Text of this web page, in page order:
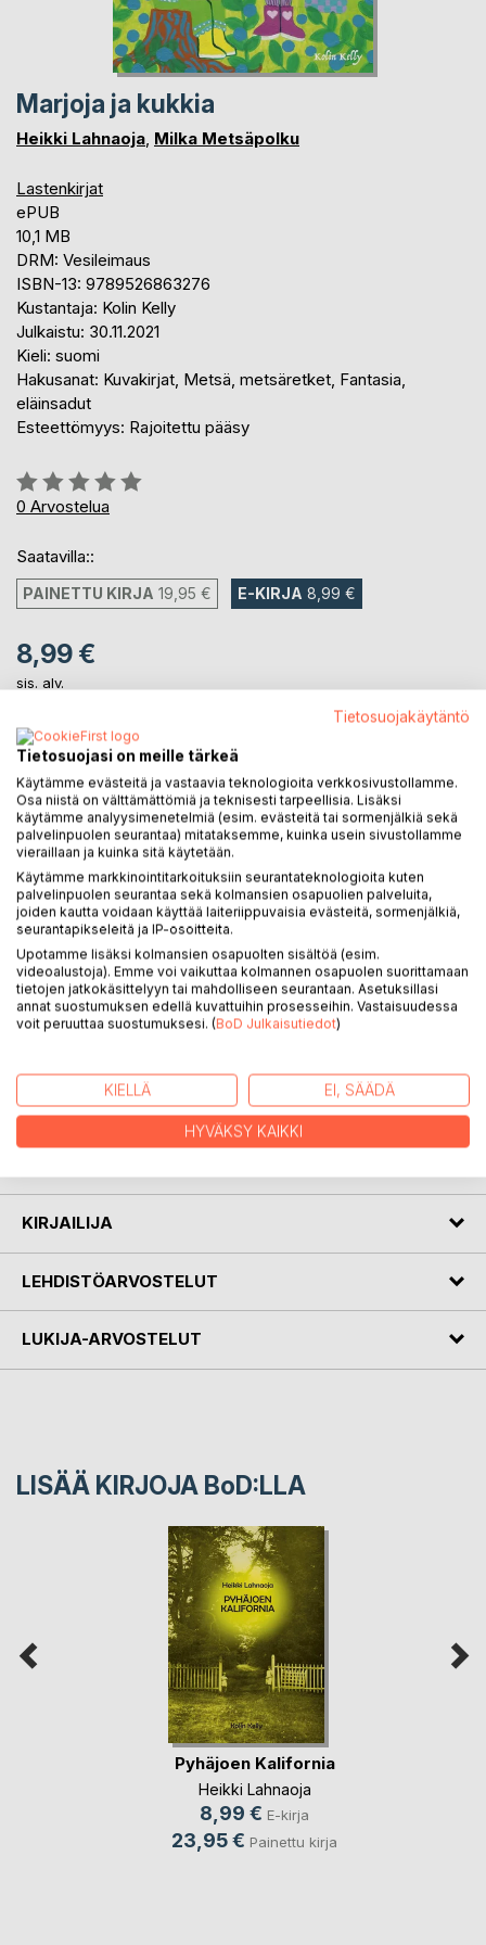
Marjoja ja kukkia
Heikki Lahnaoja, Milka Metsäpolku
Lastenkirjat
ePUB
10,1 MB
DRM: Vesileimaus
ISBN-13: 9789526863276
Kustantaja: Kolin Kelly
Julkaistu: 30.11.2021
Kieli: suomi
Hakusanat: Kuvakirjat, Metsä, metsäretket, Fantasia,
eläinsadut
Esteettömyys: Rajoitettu pääsy
Arvostelu::
0%
0 Arvostelua
Saatavilla::
PAINETTU KIRJA 19,95 € E-KIRJA 8,99 €
8,99 €
sis. alv.
LISÄÄ OSTOSKORIIN
Lisää muistilistalle
Arvostele tuote
KUVAUS
Sisarukset lähtevät poimimaan marjoja ja kukkia, mutta
eksyvät toisistaan. Silloin he huomaavat, että eivät olekaan
metsässä yksin. Taianomaisen matkan metsään ovat
KIRJAILIJA
LEHDISTÖARVOSTELUT
LUKIJA-ARVOSTELUT
LISÄÄ KIRJOJA BoD:LLA
Pyhäjoen Kalifornia
Heikki Lahnaoja
8,99 € E-kirja
23,95 € Painettu kirja
Tietosuojakäytäntö
Tietosuojasi on meille tärkeä
Käytämme evästeitä ja vastaavia teknologioita verkkosivustollamme.
Osa niistä on välttämättömiä ja teknisesti tarpeellisia. Lisäksi
käytämme analyysimenetelmiä (esim. evästeitä tai sormenjälkiä sekä
palvelinpuolen seurantaa) mitataksemme, kuinka usein sivustollamme
vieraillaan ja kuinka sitä käytetään.
Käytämme markkinointitarkoituksiin seurantateknologioita kuten
palvelinpuolen seurantaa sekä kolmansien osapuolien palveluita,
joiden kautta voidaan käyttää laiteriippuvaisia evästeitä, sormenjälkiä,
seurantapikseleitä ja IP-osoitteita.
Upotamme lisäksi kolmansien osapuolten sisältöä (esim.
videoalustoja). Emme voi vaikuttaa kolmannen osapuolen suorittamaan
tietojen jatkokäsittelyyn tai mahdolliseen seurantaan. Asetuksillasi
annat suostumuksen edellä kuvattuihin prosesseihin. Vastaisuudessa
voit peruuttaa suostumuksesi. (BoD Julkaisutiedot)
KIELLÄ EI, SÄÄDÄ
HYVÄKSY KAIKKI